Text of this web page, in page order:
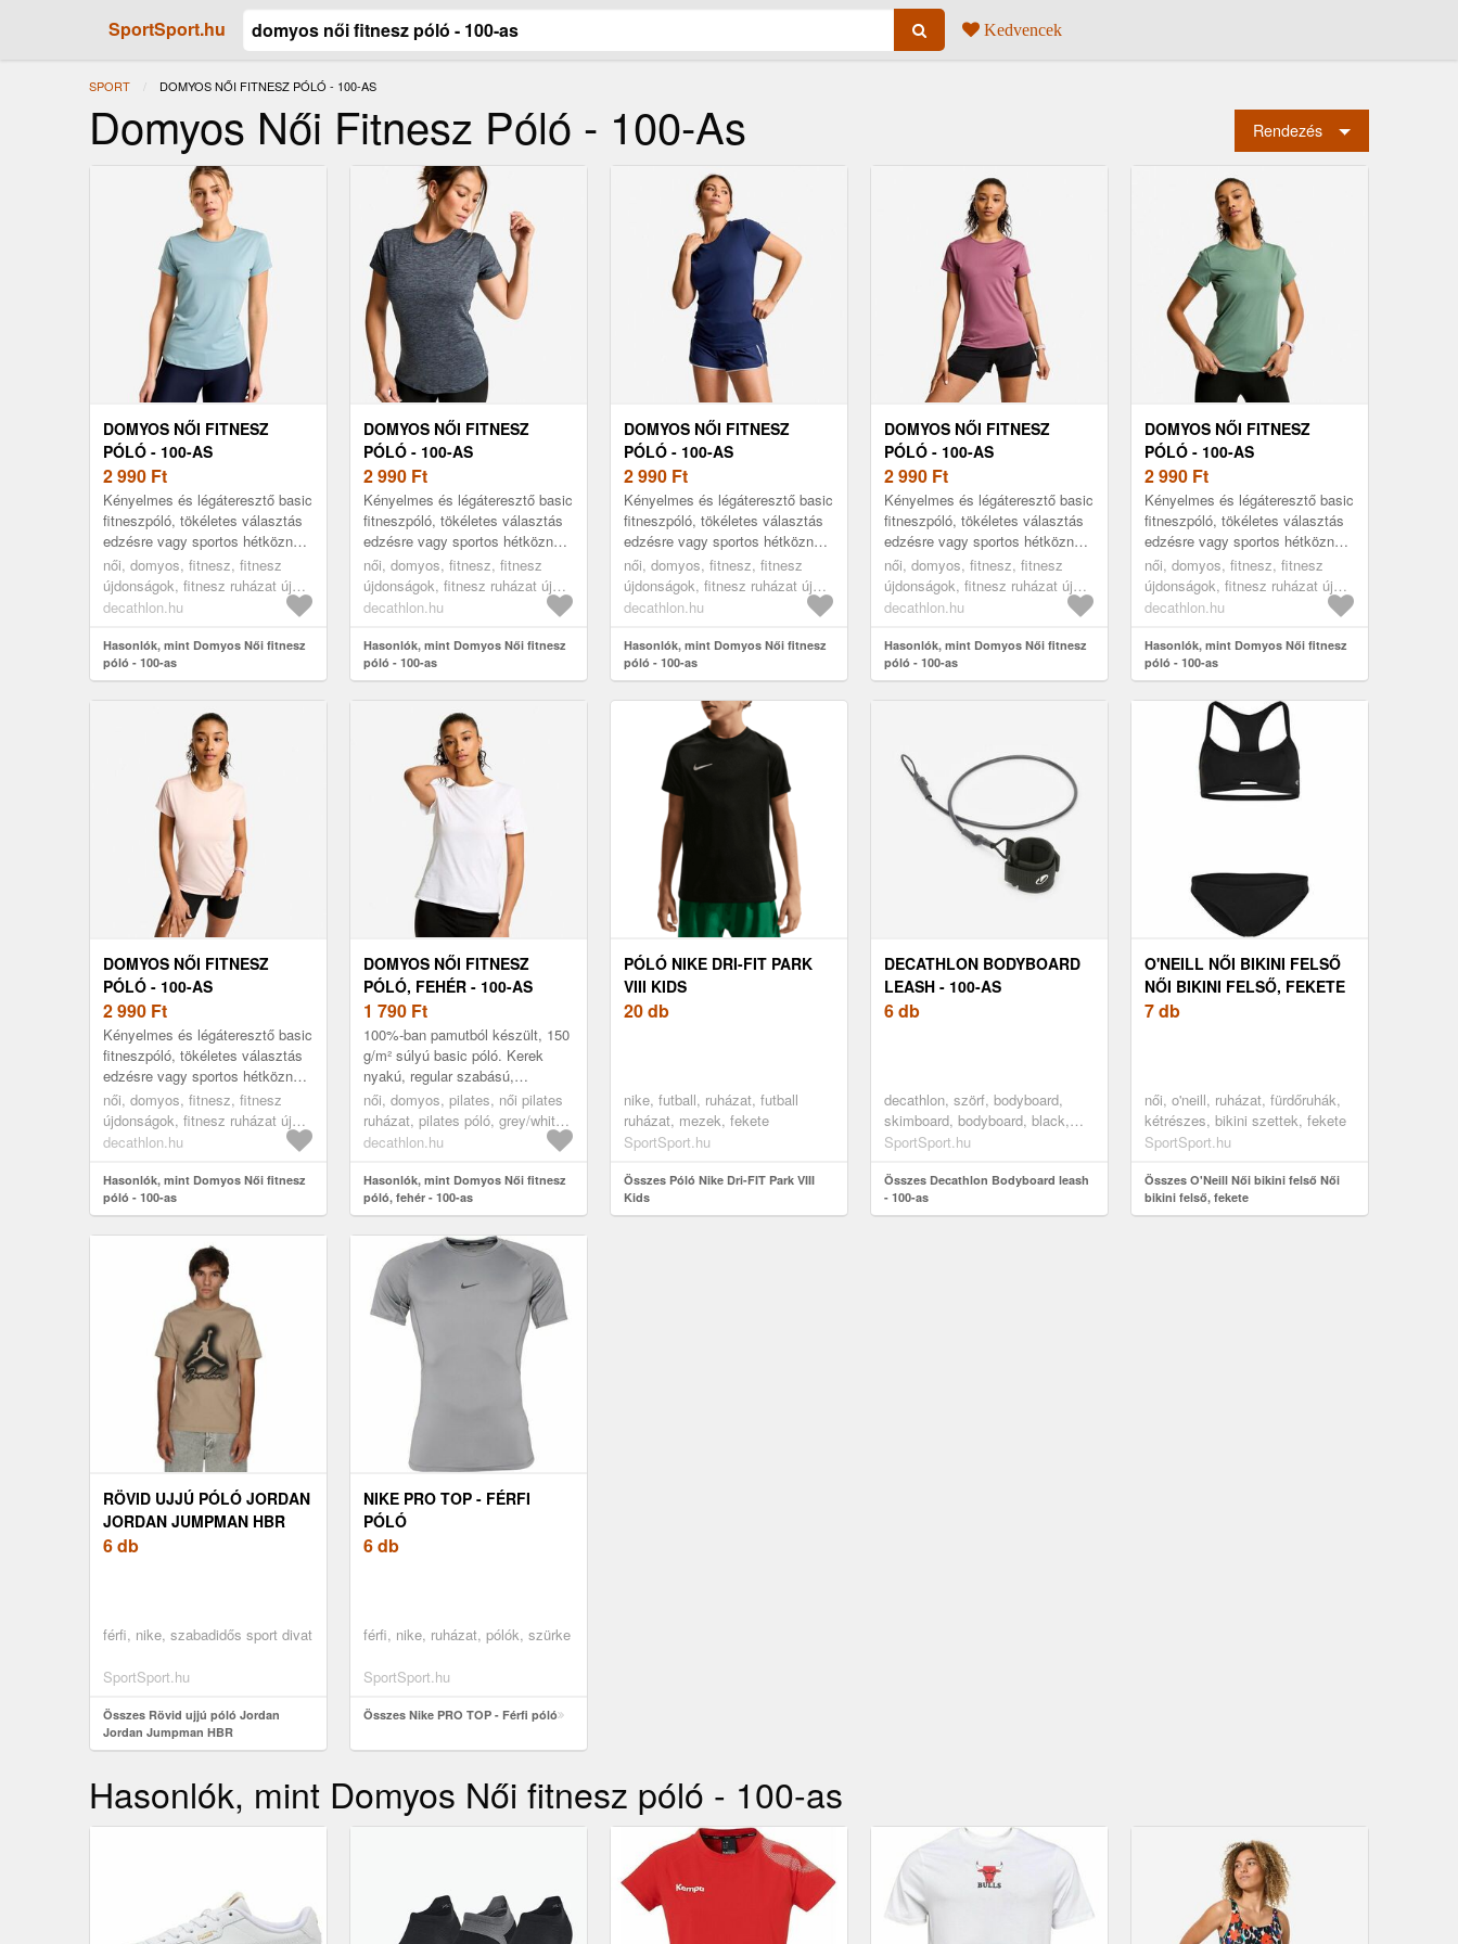
SportSport.hu Kedvencek
SPORT JELENLEGI:
DOMYOS NŐI FITNESZ PÓLÓ - 100-AS
Domyos Női Fitnesz Póló - 100-As Rendezés
DOMYOS NŐI FITNESZ
PÓLÓ - 100-AS
2 990 Ft
Kényelmes és légáteresztő basic
fitneszpóló, tökéletes választás
edzésre vagy sportos hétköznapi
viseletre. Verhetetlen árú, kerek
nyakú, rövid ujj...
női, domyos, fitnesz, fitnesz
újdonságok, fitnesz ruházat új
kollekció, blue, xl
decathlon.hu
Hasonlók, mint Domyos Női fitnesz
póló - 100-as
DOMYOS NŐI FITNESZ
PÓLÓ - 100-AS
2 990 Ft
Kényelmes és légáteresztő basic
fitneszpóló, tökéletes választás
edzésre vagy sportos hétköznapi
viseletre. Verhetetlen árú, kerek
nyakú, rövid ujj...
női, domyos, fitnesz, fitnesz
újdonságok, fitnesz ruházat új
kollekció, grey, 2xl
decathlon.hu
Hasonlók, mint Domyos Női fitnesz
póló - 100-as
DOMYOS NŐI FITNESZ
PÓLÓ - 100-AS
2 990 Ft
Kényelmes és légáteresztő basic
fitneszpóló, tökéletes választás
edzésre vagy sportos hétköznapi
viseletre. Verhetetlen árú, kerek
nyakú, rövid ujj...
női, domyos, fitnesz, fitnesz
újdonságok, fitnesz ruházat új
kollekció, blue, 2xl
decathlon.hu
Hasonlók, mint Domyos Női fitnesz
póló - 100-as
DOMYOS NŐI FITNESZ
PÓLÓ - 100-AS
2 990 Ft
Kényelmes és légáteresztő basic
fitneszpóló, tökéletes választás
edzésre vagy sportos hétköznapi
viseletre. Verhetetlen árú, kerek
nyakú, rövid ujj...
női, domyos, fitnesz, fitnesz
újdonságok, fitnesz ruházat új
kollekció, purple, 2xl
decathlon.hu
Hasonlók, mint Domyos Női fitnesz
póló - 100-as
DOMYOS NŐI FITNESZ
PÓLÓ - 100-AS
2 990 Ft
Kényelmes és légáteresztő basic
fitneszpóló, tökéletes választás
edzésre vagy sportos hétköznapi
viseletre. Verhetetlen árú, kerek
nyakú, rövid ujj...
női, domyos, fitnesz, fitnesz
újdonságok, fitnesz ruházat új
kollekció, green, 2xl
decathlon.hu
Hasonlók, mint Domyos Női fitnesz
póló - 100-as
DOMYOS NŐI FITNESZ
PÓLÓ - 100-AS
2 990 Ft
Kényelmes és légáteresztő basic
fitneszpóló, tökéletes választás
edzésre vagy sportos hétköznapi
viseletre. Verhetetlen árú, kerek
nyakú, rövid ujj...
női, domyos, fitnesz, fitnesz
újdonságok, fitnesz ruházat új
kollekció, pink, 2xl
decathlon.hu
Hasonlók, mint Domyos Női fitnesz
póló - 100-as
DOMYOS NŐI FITNESZ
PÓLÓ, FEHÉR - 100-AS
1 790 Ft
100%-ban pamutból készült, 150
g/m² súlyú basic póló. Kerek
nyakú, regular szabású,
kényelmes póló ami gyorsan a
ruhatárad nélkülözhetetlen eleme
l...
női, domyos, pilates, női pilates
ruházat, pilates póló, grey/white,
3xl
decathlon.hu
Hasonlók, mint Domyos Női fitnesz
póló, fehér - 100-as
PÓLÓ NIKE DRI-FIT PARK
VIII KIDS
20 db
nike, futball, ruházat, futball
ruházat, mezek, fekete
SportSport.hu
Összes Póló Nike Dri-FIT Park VIII
Kids
DECATHLON BODYBOARD
LEASH - 100-AS
6 db
decathlon, szörf, bodyboard,
skimboard, bodyboard, black,
egy méret
SportSport.hu
Összes Decathlon Bodyboard leash
- 100-as
O'NEILL NŐI BIKINI FELSŐ
NŐI BIKINI FELSŐ, FEKETE
7 db
női, o'neill, ruházat, fürdőruhák,
kétrészes, bikini szettek, fekete
SportSport.hu
Összes O'Neill Női bikini felső Női
bikini felső, fekete
RÖVID UJJÚ PÓLÓ JORDAN
JORDAN JUMPMAN HBR
6 db
férfi, nike, szabadidős sport divat
SportSport.hu
Összes Rövid ujjú póló Jordan
Jordan Jumpman HBR
NIKE PRO TOP - FÉRFI
PÓLÓ
6 db
férfi, nike, ruházat, pólók, szürke
SportSport.hu
Összes Nike PRO TOP - Férfi póló
Hasonlók, mint Domyos Női fitnesz póló - 100-as